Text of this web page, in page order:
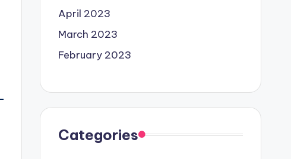
April 2023
March 2023
February 2023
Categories